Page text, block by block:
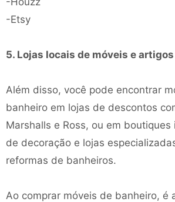
-Etsy
5. Lojas locais de móveis e
Além disso, você pode encontrar
banheiro em lojas de descontos
Marshalls e Ross, ou em
de decoração e lojas
reformas de banheiros.
Ao comprar móveis de banheiro, é